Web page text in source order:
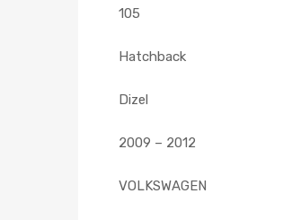
105
Hatchback
Dizel
2009 – 2012
VOLKSWAGEN